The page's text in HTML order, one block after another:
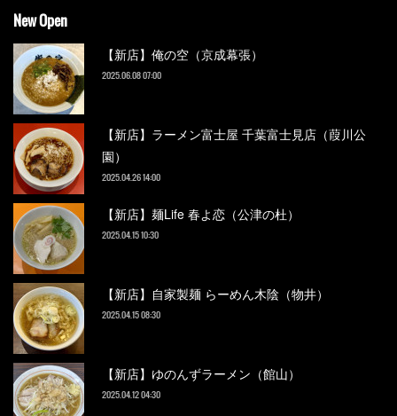
New Open
【新店】俺の空（京成幕張）
2025.06.08 07:00
【新店】ラーメン富士屋 千葉富士見店（葭川公
園）
2025.04.26 14:00
【新店】麺Life 春よ恋（公津の杜）
2025.04.15 10:30
【新店】自家製麺 らーめん木陰（物井）
2025.04.15 08:30
【新店】ゆのんずラーメン（館山）
2025.04.12 04:30